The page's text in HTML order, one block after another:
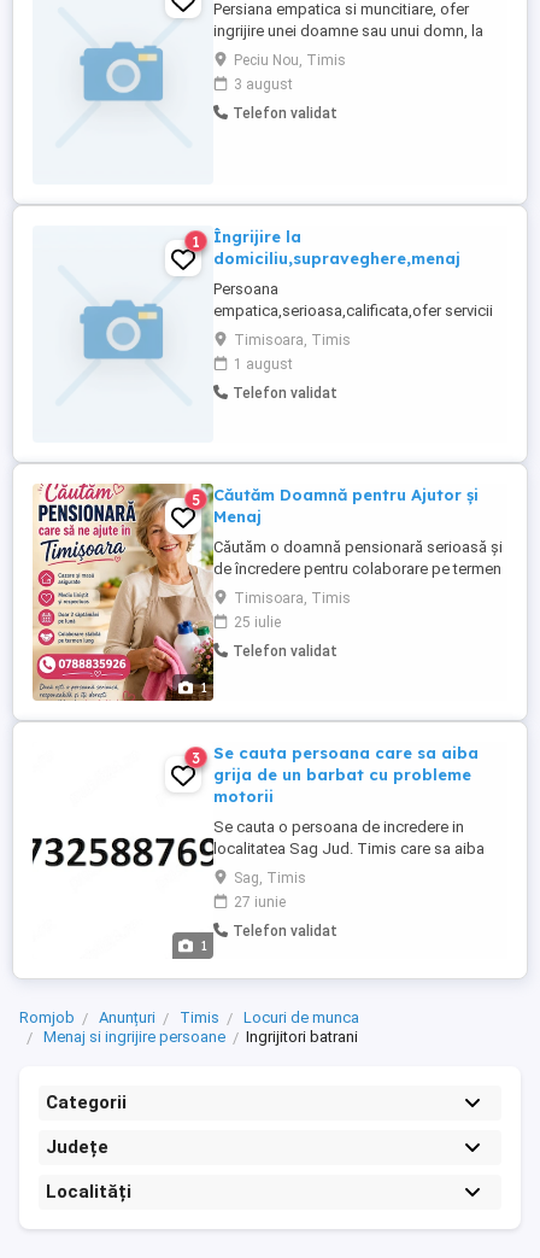
Persiana empatica si muncitiare, ofer
ingrijire unei doamne sau unui domn, la
domiciliu, cateva ore pe zi, contra cost.
Peciu Nou, Timis
3 august
Telefon validat
1
Îngrijire la
domiciliu,supraveghere,menaj
Persoana
empatica,serioasa,calificata,ofer servicii
de îngrijire la domiciliu care consta în,
Igiena corporala chiar și pentru persoane
dizabile, mic
menaj,gătit,companie,supraveghere,
Timisoara, Timis
1 august
Telefon validat
1
5
Căutăm Doamnă pentru Ajutor și
Menaj
Căutăm o doamnă pensionară serioasă și
de încredere pentru colaborare pe termen
lung Suntem o familie din Timișoara și
căutăm o doamnă pensionară, cu stare
bună de sănătate, care își dorește un venit
suplimentar și un loc de muncă stabil.
Timisoara, Timis
25 iulie
Telefon validat
1
3
Se cauta persoana care sa aiba
grija de un barbat cu probleme
motorii
Se cauta o persoana de incredere in
localitatea Sag Jud. Timis care sa aiba
grija de un barbat de 62 de ani post-AVC
cu probleme motorii. Pentru mai multe
detalii (program, bani salariu, atributii etc)
va rugam sa sunati la numarul din anunt:
Sag, Timis
27 iunie
Telefon validat
Romjob Anunțuri Timis
Locuri de munca
Menaj si ingrijire persoane
Ingrijitori batrani
Categorii
Județe
Localități